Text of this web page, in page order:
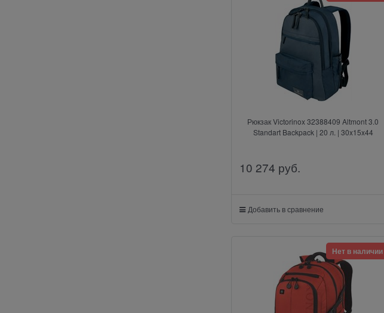
Рюкзак Victorinox 32388409 Altmont 3.0
Standart Backpack | 20 л. | 30x15x44
10 274 руб.
Добавить в сравнение
Нет в наличии